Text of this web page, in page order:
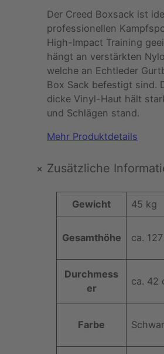
Der Creed Boxsack ist
professionellen
High-Impact Training
hängt an verstärkten
welche an Echtleder
Box Sack befestigt sind.
dicke Vinyl-Haut hält
und Schlägen stand.
Mehr Produktdetails
+Zusätzliche
t
t
b
u
e
W
Gewicht 45 kg
Gesamthöhe ca.
Durchmess
er
ca. 42
Farbe